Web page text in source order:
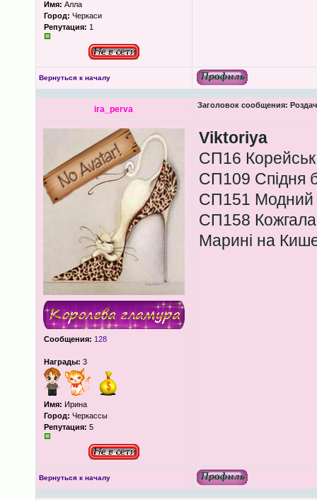
Имя: Алла
Город: Черкаси
Репутация: 1
Вернуться к началу
ira_perva Заголовок сообщения:
Сообщения: 128
Награды: 3
Имя: Ирина
Город: Черкассы
Репутация: 5
Viktoriya
СП16
СП109 Спідня
СП151 Модний
СП158
Марині на
Вернуться к началу